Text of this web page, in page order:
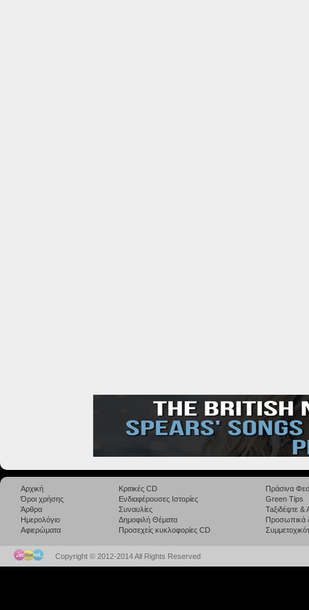
Αρχική
Όροι χρήσης
Άρθρα
Ημερολόγιο
Αφιερώματα
Κριτικές CD
Ενδιαφέρουσες Ιστορίες
Συναυλίες
Δημοφιλή Θέματα
Προσεχείς κυκλοφορίες CD
Πράσινα
Green Tips
Taξιδέψτε
Προσωπικά
Copyright © 2012-2014 All Rights Reserved